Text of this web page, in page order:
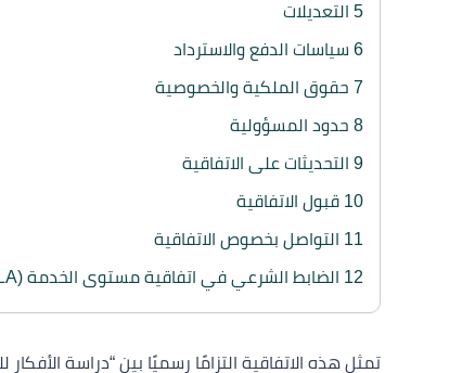
5 التعديلات
6 سياسات الدفع والاسترداد
7 حقوق الملكية والخصوصية
8 حدود المسؤولية
9 التحديثات على الاتفاقية
10 قبول الاتفاقية
11 التواصل بخصوص الاتفاقية
12 الضابط الشرعي في اتفاقية مستوى الخدمة (SLA)
تمثل هذه الاتفاقية التزامًا رسميًا بين “دراسة